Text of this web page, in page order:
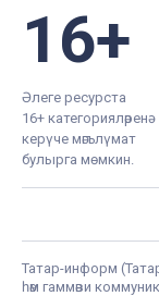
16+
Әлеге ресурста
16+ категорияләренә
керүче мәгълүмат
булырга мөмкин.
Татар-информ
һәм гаммәви